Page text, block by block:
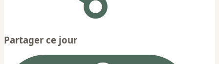
Partager ce jour